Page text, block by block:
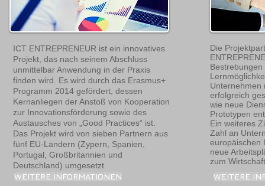
ICT ENTREPRENEUR ist ein innovatives
Projekt, das nach seinem Abschluss
unmittelbar Anwendung in der Praxis
finden wird. Es wird durch das Erasmus+
Programm 2014 gefördert, dessen
Kernanliegen der Anstoß von Kooperation
zur Innovationsförderung sowie des
Austausches von „Good Practices“ ist.
Das Projekt wird von sieben Partnern aus
fünf EU-Ländern (Zypern, Spanien,
Portugal, Großbritannien und
Deutschland) umgesetzt.
WEITERE INFORMATIONEN
Die
Unternehmen
erfolgreich
wie neue
Prototypen
Ein weiteres
Zahl an
europäischen
neue
zum
WEITERE